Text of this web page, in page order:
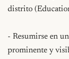
distrito
- Resumirse en
prominente y